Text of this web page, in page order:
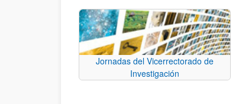
Jornadas del Vicerrectorado de
Investigación